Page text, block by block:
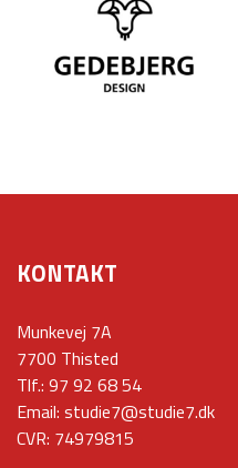
KONTAKT
Munkevej 7A
7700 Thisted
Tlf.: 97 92 68 54
Email: studie7@studie7.dk
CVR: 74979815